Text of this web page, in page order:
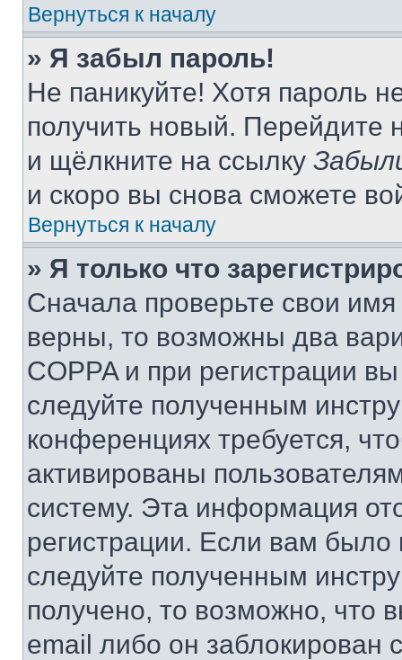
Вернуться к началу
» Я забыл пароль!
Не паникуйте! Хотя пароль
получить новый. Перейдите
и щёлкните на ссылку
и скоро вы снова сможете
Вернуться к началу
» Я только что
Сначала проверьте свои
верны, то возможны два
COPPA и при регистрации
следуйте полученным
конференциях требуется,
активированы
систему. Эта информация
регистрации. Если вам
следуйте полученным
получено, то возможно, что
email либо он